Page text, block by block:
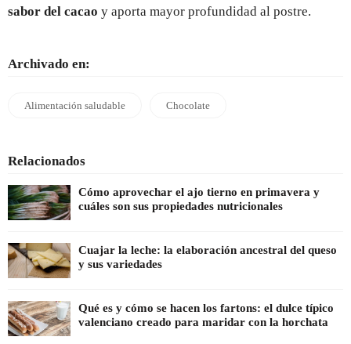
sabor del cacao y aporta mayor profundidad al postre.
Archivado en:
Alimentación saludable Chocolate
Relacionados
Cómo aprovechar el ajo tierno en primavera y
cuáles son sus propiedades nutricionales
Cuajar la leche: la elaboración ancestral del queso
y sus variedades
Qué es y cómo se hacen los fartons: el dulce típico
valenciano creado para maridar con la horchata